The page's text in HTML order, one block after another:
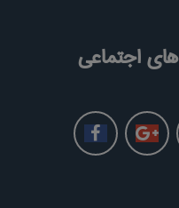
اجتماعی